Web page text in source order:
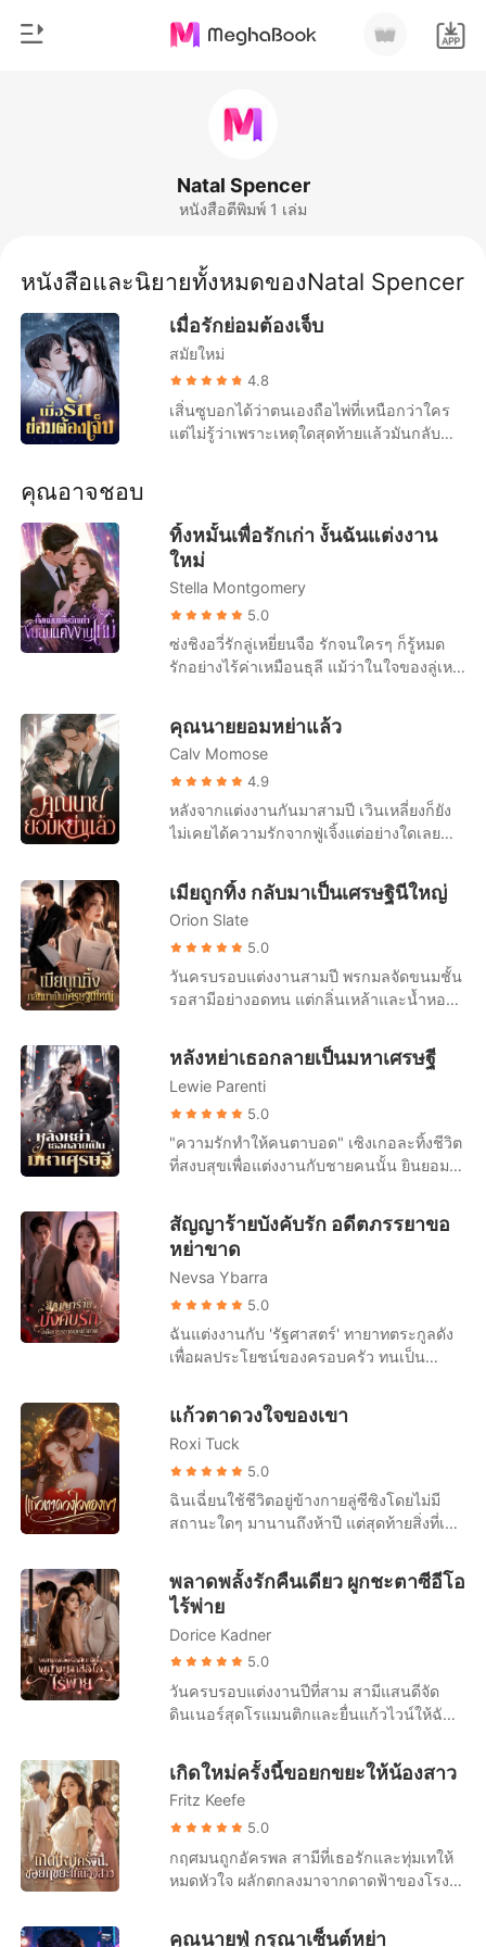
ดาวน์โหลดแอป
ประวัติศาสตร์
นิยายวาย
มหาเศรษฐี
รายการ
เรื่องสั้นคัดสรร
Natal Spencer
หนังสือตีพิมพ์ 1 เล่ม
หนังสือและนิยายทั้งหมดของNatal Spencer
เมื่อรักย่อมต้องเจ็บ
สมัยใหม่
4.8
เสิ่นซูบอกได้ว่าตนเองถือไพ่ที่เหนือกว่าใคร
แต่ไม่รู้ว่าเพราะเหตุใดสุดท้ายแล้วมันกลับ
เสิ่นซูต้องตกอับเป็นอย่างนี้ คงเป็นเพราะฟู่
เซินเหยียนมั้ง เพราะอย่างที่ว่ากันว่า ความรัก
สามารถทำลายชีวิตผู้หญิงได้จริง ๆ!
คุณอาจชอบ
ทิ้งหมั้นเพื่อรักเก่า งั้นฉันแต่งงาน
ใหม่
Stella Montgomery
5.0
ซ่งชิงอวี่รักลู่เหยี่ยนจือ รักจนใครๆ ก็รู้หมด
รักอย่างไร้ค่าเหมือนธุลี แม้ว่าในใจของลู่เหยี่
เวลาส่วนใหญ่ในแต่ละปีไปกับคนรักเก่าที่ต่าง
ประเทศ แม้ว่าคนรักเก่าจะตั้งครรภ์ลูกของลู่
เหยี่ยนจือแล้ว ซ่งชิงอวี่ก็ยังคงขอแต่งงานกับ
ลู่เหยี่ยนจือ แต่ในวันไปจดทะเบียนเพราะคน
รักเก่ากลับมา ลู่เหยี่ยนจือก็ไม่ปรากฏตัวที่ที่
ว่าการอำเภอ หลังจากรักลู่เหยี่ยนจือมาเจ็ดปี
ซ่งชิงอวี่ก็หมดหวังสิ้นเชิง เธอได้บล็อกลู่เหยี่
ยู่ ลู่เหยี่ยนจือไม่ได้ใส่ใจอะไร คิดว่าสักวัน
หนึ่งยังไงซ่งชิงอวี่ก็จะกลับมา จนกระทั่งเขา
เห็นซ่งชิงอวี่จดทะเบียนสมรสกับชายอื่นที่
หน้าที่ว่าการอำเภอ! คุณลู่ผู้ยิ่งใหญ่ถึงกับเสีย
สติไปเลย! ต่อมา ใครๆ ก็มักเห็นคุณลู่ผู้ยิ่ง
ใหญ่ วิ่งตามหลังซ่งชิงอวี่อย่างไร้ศักดิ์ศรี “ชิ
ครั้งเถอะ!” และสิ่งที่ตอบกลับเขาคือ เสียงที่
ไม่พอใจของผู้หญิงคนหนึ่ง “คุณจะหยุด
คุณนายยอมหย่าแล้ว
Calv Momose
4.9
หลังจากแต่งงานกันมาสามปี เวินเหลี่ยงก็ยัง
ไม่เคยได้ความรักจากฟู่เจิ้งแต่อย่างใดเลย
หนังสือการหย่า "ถ้าฉันมีลูก คุณยังเลือกหย่า
ไหม?" เธออยากจับโอกาสสุดท้ายนี้ไว้ แต่
แล้วมีแต่คำตอบที่เย็นชาว่า "ใช่" เวินเหลี่ยง
หลับตาและเลือกที่จะปล่อยมือ ...ต่อมาเธอ
นอนอยู่บนเตียงคนไข้ด้วยความสิ้นหวังและ
ลงนามในข้อตกลงการหย่า "ฟู่เจิ้ง เราไม่ได้
ขอร้องให้อีกฝ่ายกลับมาด้วยเสียงแผ่วเบา "เห
ลียง ได้โปรดอย่าหย่าได้ไหม?"
เมียถูกทิ้ง กลับมาเป็นเศรษฐินีใหญ่
Orion Slate
5.0
วันครบรอบแต่งงานสามปี พรกมลจัดขนมชั้น
รอสามีอย่างอดทน แต่กลิ่นเหล้าและน้ำหอมผู้
สายของศศิกานต์ดังขึ้น เขาผลักเธอทิ้งแล้ว
วิ่งออกไปทันที เธอได้ยินเสียงเขาบอกให้โยน
ของขวัญครบรอบทิ้ง และบอกว่าเขารักแค่
ศศิกานต์คนเดียว ข่าวการตั้งครรภ์ทำให้อภิ
เดชโกรธจัด เขายื่นสัญญาหย่าแล้วสั่งให้เธอ
ไปทำแท้ง เธอล้มลงเพราะถูกผลัก แต่เขากลับ
ไม่ยื่นมือช่วย กลับเดินจากไปอย่างเย็นชา ที่
ให้เธออาเจียนต่อหน้าคนอื่น อภิเดชเชื่อคำ
โกหกของอีกฝ่ายเต็มที่ แม้เธอจะปฏิเสธก็ตาม
พรกมลเซ็นสัญญาหย่า ลาออกจากงาน แล้ว
เดินออกจากชีวิตเก่าโดยไม่เหลียวหลัง เธอ
หลังหย่าเธอกลายเป็นมหาเศรษฐี
Lewie Parenti
5.0
"ความรักทำให้คนตาบอด" เซิงเกอละทิ้งชีวิต
ที่สงบสุขเพื่อแต่งงานกับชายคนนั้น ยินยอม
แต่ในที่สุดเธอก็ตระหนักว่าความพยายาม
ของเธอ มันไร้ประโยชน์สิ้นดี เพราะในใจ
ของสามีตัวเองมีแต่รักแรกของเขา เซิงเกอรู้
สึกผิดหวังอย่างมาก และขอหย่าอย่างเด็ดขาด
"ถึงเวลาแล้ว ฉันไม่ปกปิดอีกแล้ว จะบอก
ความจริงให้" ทันใดนั้น โลกออนไลน์ก็ระเบิด
ขึ้นทันที มีข่าวลือว่าสาวรวยพันล้านคนหนึ่ง
เธอ เฝิงอวี้เหนียนเห็นดังนั้นจึงทนไม่ไหวอีก
ต่อไปเลยจัดงานแถลงข่าวในวันถัดไป โดย
ขอร้องอย่างจริงจังว่า: ผมรักเซิงเกอ ขอร้อง
สัญญาร้ายบังคับรัก อดีตภรรยาขอ
หย่าขาด
Nevsa Ybarra
5.0
ฉันแต่งงานกับ 'รัฐศาสตร์' ทายาทตระกูลดัง
เพื่อผลประโยชน์ของครอบครัว ทนเป็น
นั้น ฉันตื่นขึ้นมาในสภาพเสื้อผ้าหลุดลุ่ย
ร่างกายบอบช้ำจากการถูกย่ำยีในห้อง
โรงแรมแปลกหน้า ฉันโทรหาสามีด้วยความ
หวาดกลัว แต่เขากลับด่าว่าฉันสร้างเรื่องน่า
สมเพชเพื่อเรียกร้องความสนใจแล้วตัดสายทิ้ง
ต่อมาฉันถึงได้รู้ว่า 'พิชามญชุ์' น้องสาวแท้ๆ
ของเขาเป็นคนวางยาและส่งฉันไปขึ้นเตียง
หน้าเขา รัฐศาสตร์กลับเลือกที่จะปกป้องน้อง
สาว ปฏิเสธการหย่าเพื่อรักษาหน้าตาตระกูล
แม้แต่แม่แท้ๆ ของฉันก็ยังร้องไห้กอดขา
ขอร้องให้ฉันทนอยู่ในขุมนรกนี้ต่อไปเพื่อแลก
เขายังออกคำสั่งเด็ดขาด บังคับให้เราย้าย
กลับไปอยู่เรือนหอและต้อง 'ผลิตทายาท' ให้
ถูกมองเป็นแค่สินค้าและเครื่องจักรผลิตลูก
ไม่มีใครสนเลยว่าฉันเพิ่งผ่านความอัปยศ
จึงตัดสินใจลุกขึ้นสู้และจะไม่ยอมเป็นเหยื่ออีก
ต่อไป กลางโต๊ะอาหารเช้าของครอบครัว ฉัน
บีบน้ำตาแสร้งทำเป็นภรรยาที่แสนดี ก่อนจะ
รัฐศาสตร์ทำงานหนักเกินไปค่ะ... เรื่องมีลูก
แก้วตาดวงใจของเขา
Roxi Tuck
5.0
ฉินเฉี่ยนใช้ชีวิตอยู่ข้างกายลู่ซีซิงโดยไม่มี
สถานะใดๆ มานานถึงห้าปี แต่สุดท้ายสิ่งที่เธอ
กับคนอื่น เธอเลือกที่จะจากไปอย่างเงียบๆ แต่
ไม่เคยคาดคิดเลยว่า ซีอีโอที่ดูเหมือนจะไม่
เคยมีใจให้เรื่องรักใคร่ กลับตามหาเธออย่าง
บ้าคลั่งนานถึงเจ็ดวันเจ็ดคืน เมื่อได้พบกันอีก
ครั้ง เธอปรากฏตัวอย่างน่าทึ่ง และข้างกายมี
ใครบางคนเคียงข้างอยู่ ขณะที่ชายหนุ่ม
เสียใจจนแทบบ้า พยายามพร่ำบอกความรัก
ที่มาช้าเกินไป “อาเฉี่ยน กลับมาหาฉันเถอะ
ด้วยรอยยิ้มดูแคลน “แต่ฉันไม่ต้องการหรอก
นะ!” เธอตอบด้วยน้ำเสียงเย็นชาและแฝงด้วย
ความประชดประชัน ลำคอของชายหนุ่ม
ชาของเธอไว้ “เด็กดี อย่ามองฉันด้วยสายตา
แบบนั้นเลย ฉันทนไม่ไหว...”
พลาดพลั้งรักคืนเดียว ผูกชะตาซีอีโอ
ไร้พ่าย
Dorice Kadner
5.0
วันครบรอบแต่งงานปีที่สาม สามีแสนดีจัด
ดินเนอร์สุดโรแมนติกและยื่นแก้วไวน์ให้ฉัน
เปลือยเปล่าและบอบช้ำบนเตียงโรงแรมหรู
โดยมีแผ่นหลังของผู้ชายแปลกหน้านอนอยู่
ข้างๆ แหวนแต่งงานที่เป็นของดูต่างหน้าชิ้น
เดียวของแม่หายไป ฉันลากร่างกายที่แสน
อัปยศกลับบ้านเพื่อเค้นความจริง แต่กลับพบ
ว่าสามีเป็นคนวางยาฉันเอง แถมเขายังแอบ
กำลังท้อง และขู่บีบไม่ให้ฉันหย่าโดยเอา
เกิดใหม่ครั้งนี้ขอยกขยะให้น้องสาว
Fritz Keefe
5.0
กฤศมนถูกอัครพล สามีที่เธอรักและทุ่มเทให้
หมดหัวใจ ผลักตกลงมาจากดาดฟ้าของโรง
อย่างเลือดเย็น กักขังและทรมานสารพัดจน
คุณนายฟู่ กรุณาเซ็นต์หย่า